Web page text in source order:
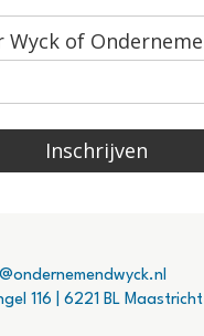
Wyck of Onderneme
Inschrijven
116 | 6221 BL Maastricht